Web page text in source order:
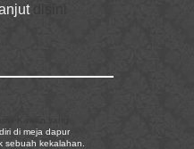
di meja dapur
sebuah kekalahan.